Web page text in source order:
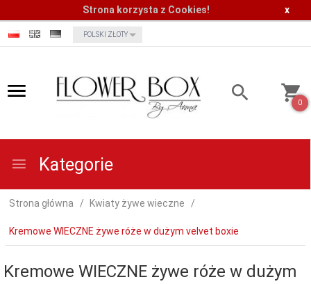
Strona korzysta z Cookies! x
currency_h
POLSKI ZŁOTY
0
Kategorie
Strona główna Kwiaty żywe wieczne
Kremowe WIECZNE żywe róże w dużym velvet boxie
Kremowe WIECZNE żywe róże w dużym